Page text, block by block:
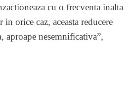
cu o frecventa inalta
orice caz, aceasta reducere
aproape nesemnificativa”,